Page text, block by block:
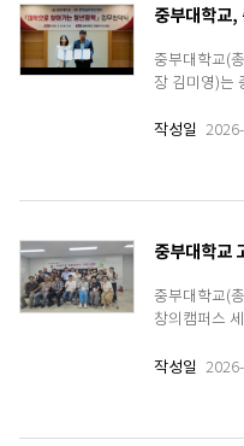
중부대학교(
장 김미영)는
정되어 8월 5
지원체계를 ..
작성일
중부대학교(
창의캠퍼스
중부대 고양
주역을 배출
작성일